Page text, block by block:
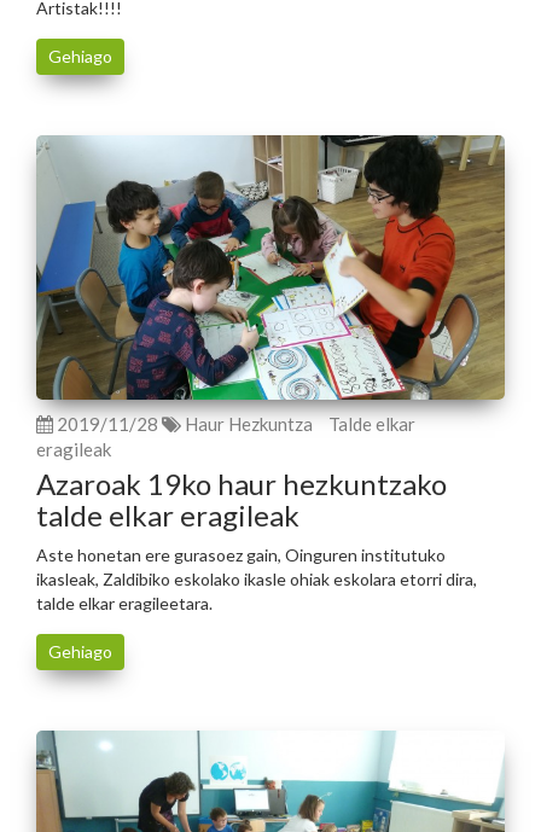
Artistak!!!!
Gehiago
2019/11/28 Haur Hezkuntza
Talde elkar
eragileak
Azaroak 19ko haur hezkuntzako
talde elkar eragileak
Aste honetan ere gurasoez gain, Oinguren institutuko
ikasleak, Zaldibiko eskolako ikasle ohiak eskolara etorri dira,
talde elkar eragileetara.
Gehiago